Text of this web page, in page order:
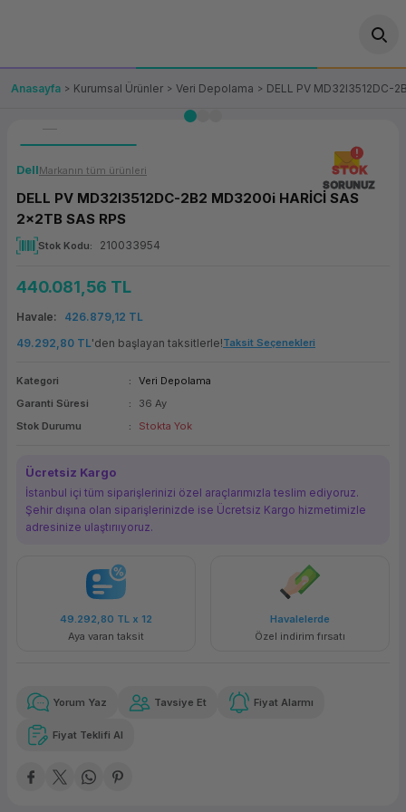
OT/VT Ürünleri
Fiş Yazıcı
Panel PC
(Firewall)
Bileşenleri
Makinesi
Makinesi
Çözümleri
Bağlantı
Yedekleme
Ürünler
Paketi
Anasayfa Kurumsal Ürünler Veri Depolama DELL PV MD32I3512DC-
STOK
SORUNUZ
DellMarkanın tüm ürünleri
DELL PV MD32I3512DC-2B2 MD3200i HARİCİ SAS
2x2TB SAS RPS
Stok Kodu 210033954
440.081,56 TL
Havale
426.879,12 TL
49.292,80 TL'den başlayan taksitlerle!Taksit Seçenekleri
Kategori
Veri Depolama
Garanti Süresi
36 Ay
Stok Durumu
Stokta Yok
Ücretsiz Kargo
İstanbul içi tüm siparişlerinizi özel araçlarımızla teslim ediyoruz.
Şehir dışına olan siparişlerinizde ise Ücretsiz Kargo hizmetimizle
adresinize ulaştırııyoruz.
49.292,80 TLx 12
Aya varan taksit
Havalelerde
Özel indirim fırsatı
Yorum Yaz Tavsiye Et Fiyat Alarmı
Fiyat Teklifi Al